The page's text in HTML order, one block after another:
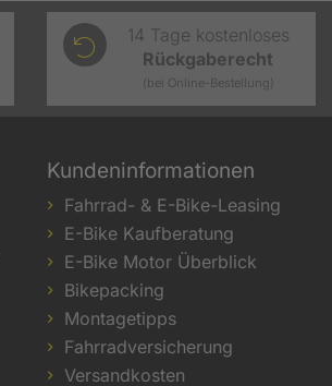
14 Tage kostenloses
Rückgaberecht
(bei Online-Bestellung)
Kundeninformationen
Fahrrad- & E-Bike-Leasing
E-Bike Kaufberatung
E-Bike Motor Überblick
Bikepacking
Montagetipps
Fahrradversicherung
Versandkosten